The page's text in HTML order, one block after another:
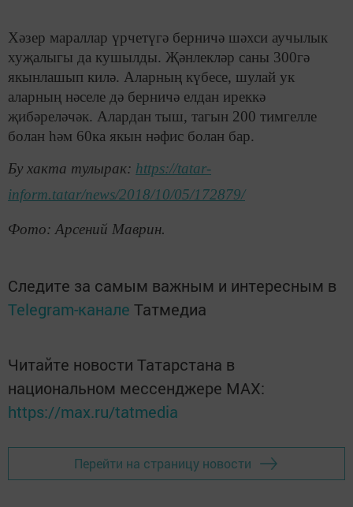
Хәзер мараллар үрчетүгә берничә шәхси аучылык
хуҗалыгы да кушылды. Җәнлекләр саны 300гә
якынлашып килә. Аларның күбесе, шулай ук
аларның нәселе дә берничә елдан иреккә
җибәреләчәк. Алардан тыш, тагын 200 тимгелле
болан һәм 60ка якын нәфис болан бар.
Бу хакта тулырак: https://tatar-
inform.tatar/news/2018/10/05/172879/
Фото: Арсений Маврин.
Следите за самым важным и интересным в
Telegram-канале Татмедиа
Читайте новости Татарстана в
национальном мессенджере MАХ:
https://max.ru/tatmedia
Перейти на страницу новости